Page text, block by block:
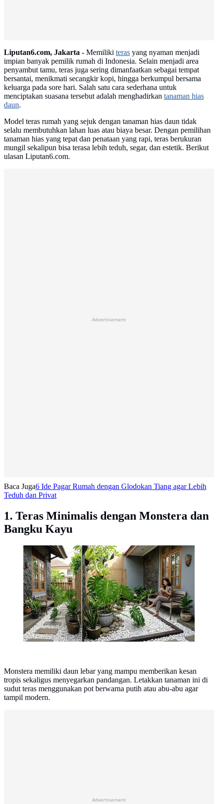
Liputan6.com, Jakarta - Memiliki teras yang nyaman menjadi
impian banyak pemilik rumah di Indonesia. Selain menjadi area
penyambut tamu, teras juga sering dimanfaatkan sebagai tempat
bersantai, menikmati secangkir kopi, hingga berkumpul bersama
keluarga pada sore hari. Salah satu cara sederhana untuk
menciptakan suasana tersebut adalah menghadirkan tanaman hias
daun.
Model teras rumah yang sejuk dengan tanaman hias daun tidak
selalu membutuhkan lahan luas atau biaya besar. Dengan pemilihan
tanaman hias yang tepat dan penataan yang rapi, teras berukuran
mungil sekalipun bisa terasa lebih teduh, segar, dan estetik. Berikut
ulasan Liputan6.com.
Advertisement
Baca Juga6 Ide Pagar Rumah dengan Glodokan Tiang agar Lebih
Teduh dan Privat
1. Teras Minimalis dengan Monstera dan
Bangku Kayu
Teras Minimalis dengan Monstera dan Bangku Kayu.
(AI Generated)
Monstera memiliki daun lebar yang mampu memberikan kesan
tropis sekaligus menyegarkan pandangan. Letakkan tanaman ini di
sudut teras menggunakan pot berwarna putih atau abu-abu agar
tampil modern.
Advertisement